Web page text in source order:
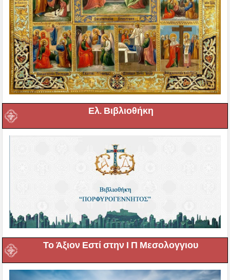
Ελ. Βιβλιοθήκη
Το Άξιον Εστί στην Ι Π Μεσολογγιου